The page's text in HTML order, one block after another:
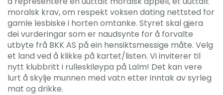
moralsk krav, om respekt voksen dating nettsted for
gamle lesbiske i horten omtanke. Styret skal gjera
dei vurderingar som er naudsynte for å forvalte
utbyte frå BKK AS på ein hensiktsmessige måte. Velg
et land ved å klikke på kartet/listen. Vi inviterer til
nytt klubbritt i rulleskiløypa på Lalm! Det kan vere
lurt å skylje munnen med vatn etter inntak av syrleg
mat og drikke.